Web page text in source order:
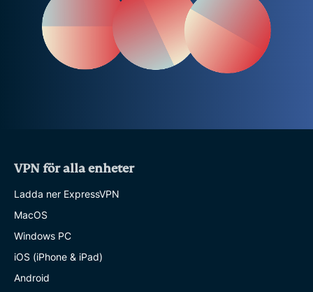
VPN för alla enheter
Ladda ner ExpressVPN
MacOS
Windows PC
iOS (iPhone & iPad)
Android